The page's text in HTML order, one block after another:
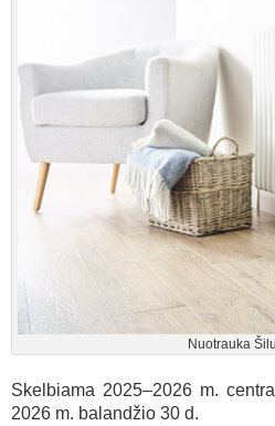
Nuotrauka
Skelbiama 2025–2026 m.
2026 m. balandžio 30 d.